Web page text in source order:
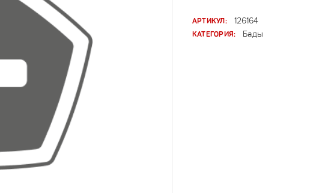
АРТИКУЛ:
126164
КАТЕГОРИЯ:
Бады